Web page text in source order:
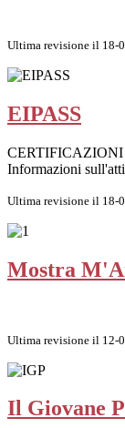
Ultima revisione il 18-
EIPASS
CERTIFICAZIONI
Informazioni
Ultima revisione il 18-
Mostra
Ultima revisione il 12-
Il Giovane